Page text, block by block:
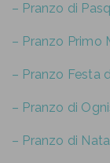
– Pranzo di
– Pranzo Primo
– Pranzo Festa
– Pranzo di
– Pranzo di